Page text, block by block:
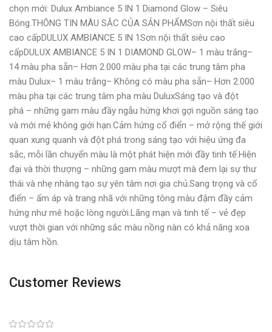
chọn mới: Dulux Ambiance 5 IN 1 Diamond Glow – Siêu
Bóng.THÔNG TIN MÀU SẮC CỦA SẢN PHẨMSơn nội thất siêu
cao cấpDULUX AMBIANCE 5 IN 1Sơn nội thất siêu cao
cấpDULUX AMBIANCE 5 IN 1 DIAMOND GLOW– 1 màu trắng–
14 màu pha sẵn– Hơn 2.000 màu pha tại các trung tâm pha
màu Dulux– 1 màu trắng– Không có màu pha sẵn– Hơn 2.000
màu pha tại các trung tâm pha màu DuluxSáng tạo và đột
phá – những gam màu đầy ngẫu hứng khơi gợi nguồn sáng tạo
và mới mẻ không giới hạn.Cảm hứng cổ điển – mở rộng thế giới
quan xung quanh và đột phá trong sáng tạo với hiệu ứng đa
sắc, mỗi lần chuyển màu là một phát hiện mới đầy tinh tế.Hiện
đại và thời thượng – những gam màu mượt mà đem lại sự thư
thái và nhẹ nhàng tạo sự yên tâm nơi gia chủ.Sang trọng và cổ
điển – ấm áp và trang nhã với những tông màu đậm đầy cảm
hứng như mê hoặc lòng người.Lãng mạn và tinh tế – vẻ đẹp
vượt thời gian với những sắc màu nồng nàn có khả năng xoa
dịu tâm hồn.
Customer Reviews